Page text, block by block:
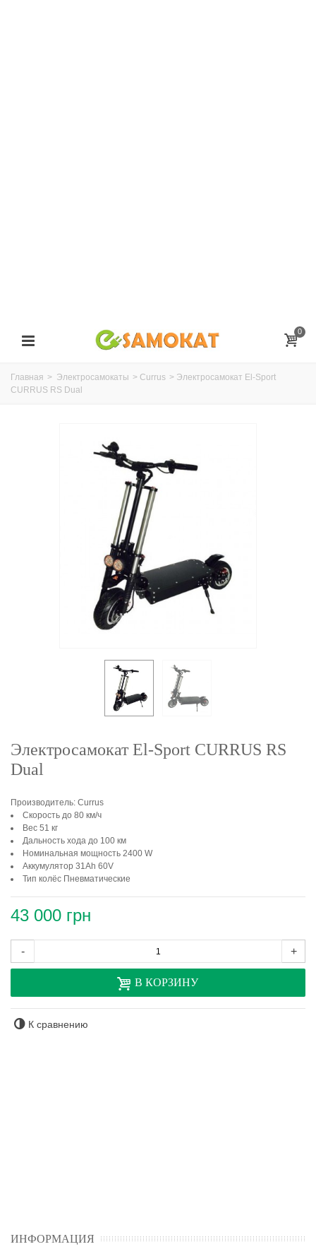
0
Главная > Электросамокаты > Currus > Электросамокат El-Sport
CURRUS RS Dual
Электросамокат El-Sport CURRUS RS
Dual
Производитель: Currus
Скорость до 80 км/ч
Вес 51 кг
Дальность хода до 100 км
Номинальная мощность 2400 W
Аккумулятор 31Ah 60V
Тип колёс Пневматические
43 000 грн
- +
В КОРЗИНУ
К сравнению
ИНФОРМАЦИЯ